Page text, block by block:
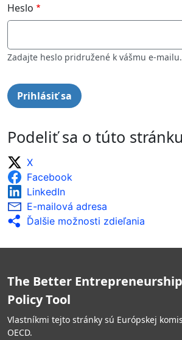
Heslo
Zadajte heslo pridružené k vášmu e-mailu.
Podeliť sa o túto stránku
X
Facebook
LinkedIn
E-mailová adresa
Ďalšie možnosti zdieľania
The Better Entrepreneurship
Policy Tool
Vlastníkmi tejto stránky sú Európskej
OECD.